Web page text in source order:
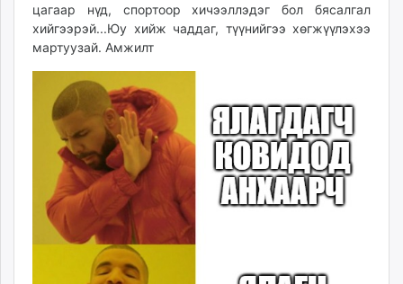
цагаар нүд, спортоор хичээллэдэг бол бясалгал
хийгээрэй...Юу хийж чаддаг, түүнийгээ хөгжүүлэхээ
мартуузай. Амжилт